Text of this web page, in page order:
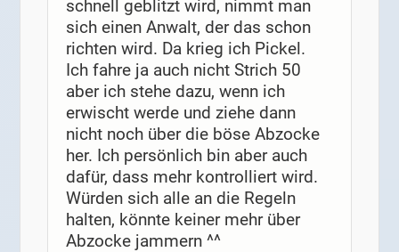
schnell geblitzt wird, nimmt man
sich einen Anwalt, der das schon
richten wird. Da krieg ich Pickel.
Ich fahre ja auch nicht Strich 50
aber ich stehe dazu, wenn ich
erwischt werde und ziehe dann
nicht noch über die böse Abzocke
her. Ich persönlich bin aber auch
dafür, dass mehr kontrolliert wird.
Würden sich alle an die Regeln
halten, könnte keiner mehr über
Abzocke jammern ^^